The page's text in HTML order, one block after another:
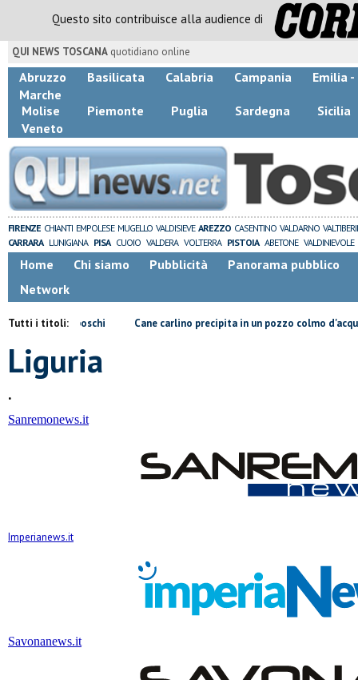
Questo sito contribuisce alla audience di
QUI NEWS TOSCANA quotidiano online
Abruzzo Basilicata Calabria Campania
Emilia -
Marche
Molise
Piemonte Puglia Sardegna
Sicilia
Veneto
FIRENZE CHIANTI EMPOLESE MUGELLO VALDISIEVE AREZZO CASENTINO VALDARNO
CARRARA LUNIGIANA PISA CUOIO VALDERA VOLTERRA PISTOIA ABETONE VALDINIEVOLE
Home Chi siamo Pubblicità
Panorama pubblico
Network
Tutti i titoli:
i boschi Cane carlino precipita in un pozzo colmo d'acqua
Liguria
.
Sanremonews.it
Imperianews.it
Savonanews.it